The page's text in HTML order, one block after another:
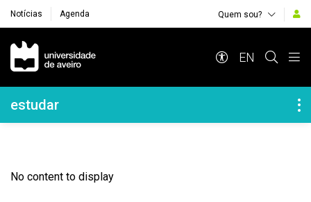
Notícias Agenda Quem sou?
Navegação Principal
EN
Navegação Lateral
estudar
No content to display